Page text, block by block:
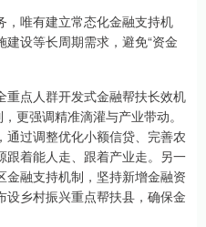
唯有建立常态化金融支持机
设等长周期需求，避免“资金
点人群开发式金融帮扶长效机
更强调精准滴灌与产业带动。
过调整优化小额信贷、完善农
跟着能人走、跟着产业走。另一
融支持机制，坚持新增金融资
乡村振兴重点帮扶县，确保金